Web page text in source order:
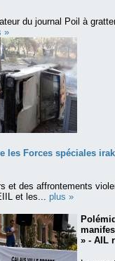
du journal Poil à
»
les Forces spéciales
et des affrontements
et les... plus »
» - AIL